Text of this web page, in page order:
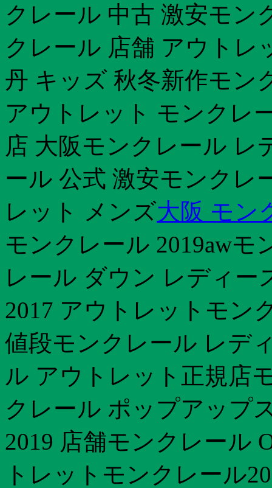
クレール 中古 激安モン
クレール 店舗 アウトレ
丹 キッズ 秋冬新作モン
アウトレット モンクレ
店 大阪モンクレール レ
ール 公式 激安モンクレ
レット メンズ大阪 モン
モンクレール 2019aw
レール ダウン レディー
2017 アウトレットモン
値段モンクレール レデ
ル アウトレット正規店
クレール ポップアップ
2019 店舗モンクレール
トレットモンクレール